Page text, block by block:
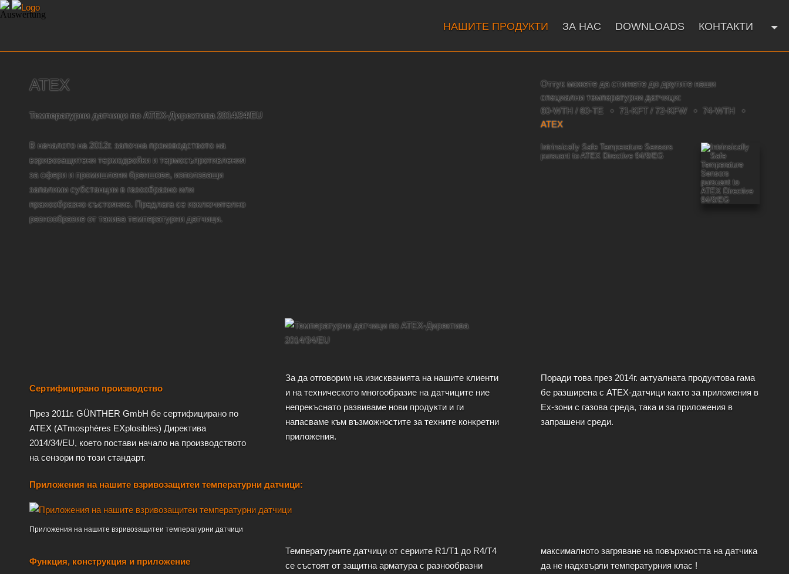
НАШИТЕ ПРОДУКТИ ЗА НАС DOWNLOADS КОНТАКТИ
ATEX
Температурни датчици по АТЕХ-Директива 2014/34/EU
В началото на 2012г. започна производството на
взривозащитени термодвойки и термосъпротивления
за сфери и промишлени браншове, използващи
запалими субстанции в газообразно или
прахообразно състояние. Предлага се изключително
разнообразие от такива температурни датчици.
Оттук можете да стигнете до другите наши
специални температурни датчици:
60-WTH / 60-TE
71-KFT / 72-KFW
74-WTH
ATEX
Intrinsically Safe Temperature Sensors
pursuant to ATEX Directive 94/9/EG
Сертифицирано производство
През 2011г. GÜNTHER GmbH бе сертифицирано по
ATEX (ATmosphères EXplosibles) Директива
2014/34/EU, което постави начало на производството
на сензори по този стандарт.
За да отговорим на изискванията на нашите клиенти
и на техническото многообразие на датчиците ние
непрекъснато развиваме нови продукти и ги
напасваме към възможностите за техните конкретни
приложения.
Поради това през 2014г. актуалната продуктова гама
бе разширена с АТЕХ-датчици както за приложения в
Ех-зони с газова среда, така и за приложения в
запрашени среди.
Приложения на нашите взривозащитеи температурни датчици:
Приложения на нашите взривозащитеи температурни датчици
Функция, конструкция и приложение
Температурните датчици от сериите R1/T1 до R4/T4
се състоят от защитна арматура с разнообразни
максималното загряване на повърхността на датчика
да не надхвърли температурния клас !